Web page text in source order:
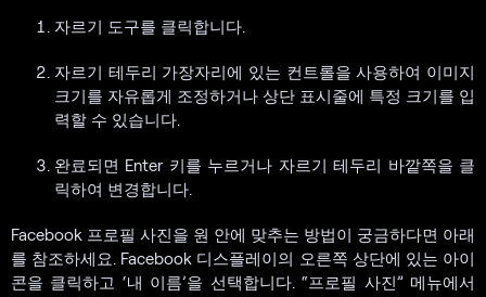
자르기 도구를 클릭합니다.
자르기 테두리 가장자리에 있는 컨트롤을 사용하여 이미지
크기를 자유롭게 조정하거나 상단 표시줄에 특정 크기를 입
력할 수 있습니다.
완료되면 Enter 키를 누르거나 자르기 테두리 바깥쪽을 클
릭하여 변경합니다.
Facebook 프로필 사진을 원 안에 맞추는 방법이 궁금하다면 아래
를 참조하세요. Facebook 디스플레이의 오른쪽 상단에 있는 아이
콘을 클릭하고 ‘내 이름’을 선택합니다. “프로필 사진” 메뉴에서